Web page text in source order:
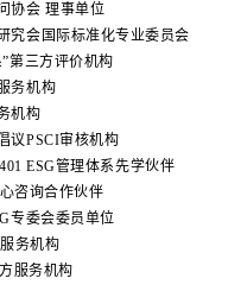
协会 理事单位
究会国际标准化专业委员会
第三方评价机构
务机构
机构
议PSCI审核机构
ESG管理体系先学伙伴
咨询合作伙伴
专委会委员单位
务机构
服务机构